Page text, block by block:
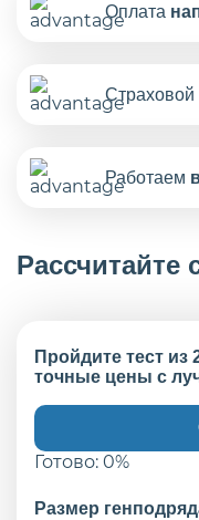
Оплата
Страховой
Работаем
Рассчитайте
Пройдите тест
точные цены с
Готово: 0%
Размер